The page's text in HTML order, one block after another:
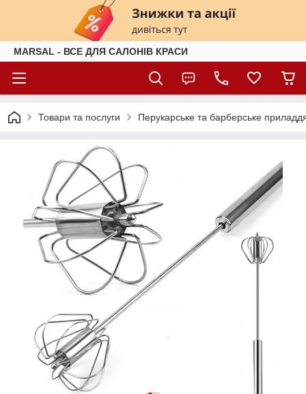
MARSAL - ВСЕ ДЛЯ САЛОНІВ КРАСИ
Товари та послуги Перукарське та барберське